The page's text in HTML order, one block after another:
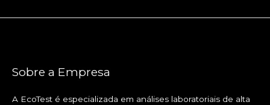
Sobre a Empresa
A EcoTest é especializada em análises laboratoriais de alta